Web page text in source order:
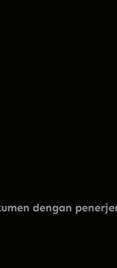
dengan